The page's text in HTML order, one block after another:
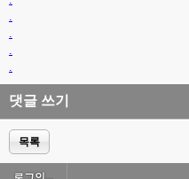
댓글 쓰기
목록